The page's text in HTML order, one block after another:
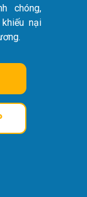
chóng,
nại